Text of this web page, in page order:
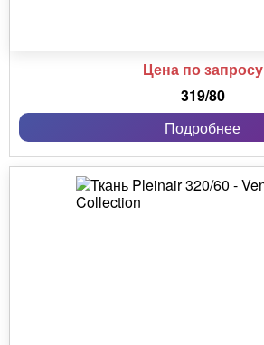
Цена по запросу
319/80
Подробнее